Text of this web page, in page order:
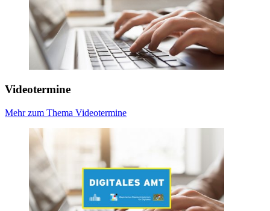
Videotermine
Mehr zum Thema Videotermine